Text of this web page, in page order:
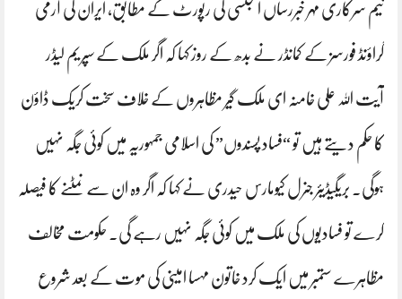
نیم سرکاری مہر خبررساں ایجنسی کی رپورٹ کے مطابق، ایران کی آرمی
گراؤنڈ فورسز کے کمانڈر نے بدھ کے روز کہا کہ اگر ملک کے سپریم لیڈر
آیت اللہ علی خامنہ ای ملک گیر مظاہروں کے خلاف سخت کریک ڈاؤن
کا حکم دیتے ہیں تو “فساد پسندوں” کی اسلامی جمہوریہ میں کوئی جگہ نہیں
ہوگی۔ بریگیڈیئر جنرل کیومارس حیدری نے کہا کہ اگر وہ ان سے نمٹنے کا فیصلہ
کرے تو فسادیوں کی ملک میں کوئی جگہ نہیں رہے گی۔ حکومت مخالف
مظاہرے ستمبر میں ایک کرد خاتون مہسا امینی کی موت کے بعد شروع